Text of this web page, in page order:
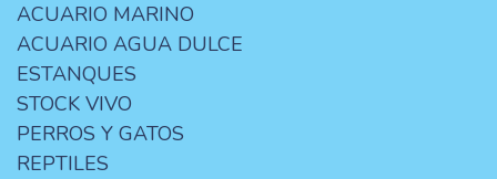
ACUARIO MARINO
ACUARIO AGUA DULCE
ESTANQUES
STOCK VIVO
PERROS Y GATOS
REPTILES